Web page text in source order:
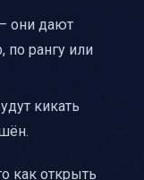
они дают
по рангу или
кикать
как открыть